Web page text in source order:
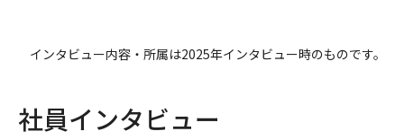
インタビュー内容・所属は2025年インタビュー時のものです。
社員インタビュー